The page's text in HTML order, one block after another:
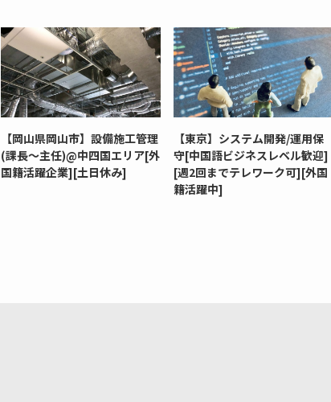
【岡山県岡山市】設備施工管理
(課長～主任)@中四国エリア[外
国籍活躍企業][土日休み]
【東京】システム開発/運用保
守[中国語ビジネスレベル歓迎]
[週2回までテレワーク可][外国
籍活躍中]